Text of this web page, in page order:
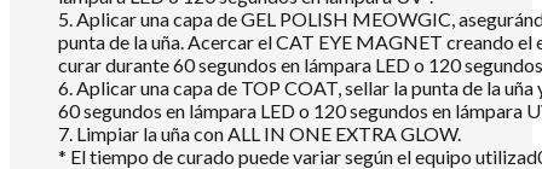
5. Aplicar una capa de GEL POLISH MEOWGIC,
punta de la uña. Acercar el CAT EYE MAGNET creando el
curar durante 60 segundos en lámpara LED o 120
6. Aplicar una capa de TOP COAT, sellar la punta de la
60 segundos en lámpara LED o 120 segundos en lámpara
7. Limpiar la uña con ALL IN ONE EXTRA GLOW.
* El tiempo de curado puede variar según el equipo